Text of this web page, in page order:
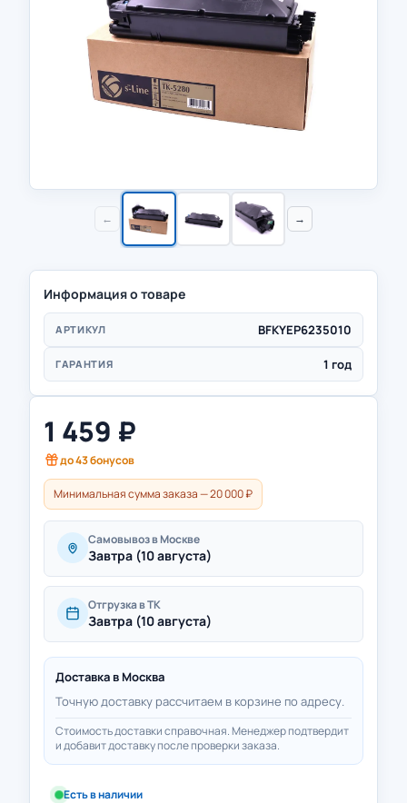
← →
Информация о товаре
АРТИКУЛ BFKYEP6235010
ГАРАНТИЯ 1 год
1 459 ₽
до43бонусов
Минимальная сумма заказа — 20 000 ₽
Самовывоз в Москве
Завтра (10 августа)
Отгрузка в ТК
Завтра (10 августа)
Доставка в Москва
Точную доставку рассчитаем в корзине по адресу.
Стоимость доставки справочная. Менеджер подтвердит
и добавит доставку после проверки заказа.
Есть в наличии